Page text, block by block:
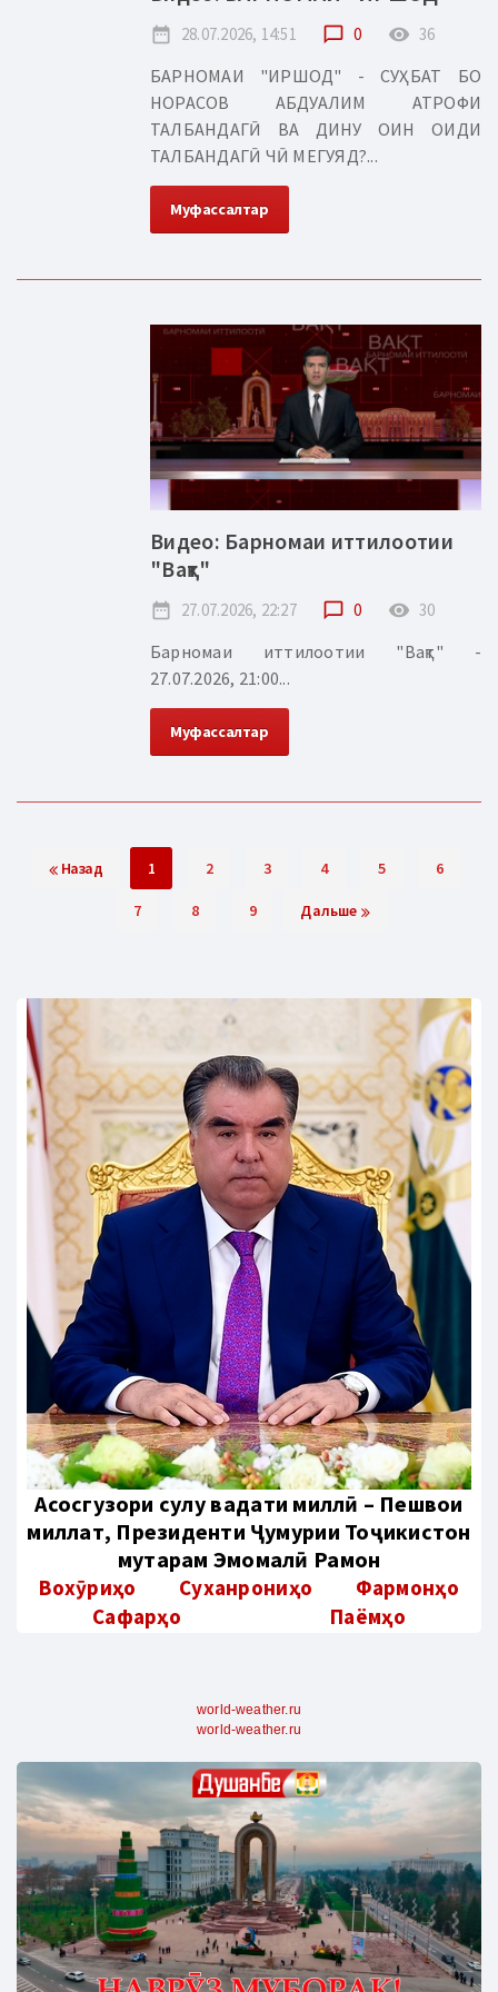
date_range 28.07.2026, 14:51 chat_bubble_outline 0 remove_red_eye 36
БАРНОМАИ "ИРШОД" - СУҲБАТ БО
НОРАСОВ АБДУАЛИМ АТРОФИ
ТАЛБАНДАГӢ ВА ДИНУ ОИН ОИДИ
ТАЛБАНДАГӢ ЧӢ МЕГУЯД?...
Муфассалтар
Видео: Барномаи иттилоотии
"Вақт"
date_range 27.07.2026, 22:27 chat_bubble_outline 0 remove_red_eye 30
Барномаи иттилоотии "Вақт" -
27.07.2026, 21:00...
Муфассалтар
Назад 1 2 3 4 5 6
7 8 9 Дальше
Aсосгузори сулҳу ваҳдати миллӣ – Пешвои
миллат, Президенти Ҷумҳурии Тоҷикистон
муҳтарам Эмомалӣ Раҳмон
Вохӯриҳо Суханрониҳо
Фармонҳо
Сафарҳо
Паёмҳо
world-weather.ru
world-weather.ru